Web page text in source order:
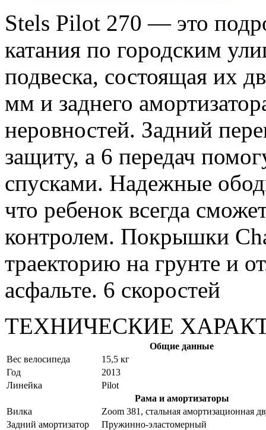
Stels Pilot 270 — это
катания по городским
подвеска, состоящая их
мм и заднего
неровностей. Задний
защиту, а 6 передач
спусками. Надежные
что ребенок всегда
контролем. Покрышки
траекторию на грунте и
асфальте. 6 скоростей
ТЕХНИЧЕСКИЕ
Общие данные
Вес велосипеда
15,5 кг
Год
2013
Линейка
Pilot
Рама и амортизаторы
Вилка
Zoom 381, стальная амортизационная
Задний амортизатор
Пружинно-эластомерный